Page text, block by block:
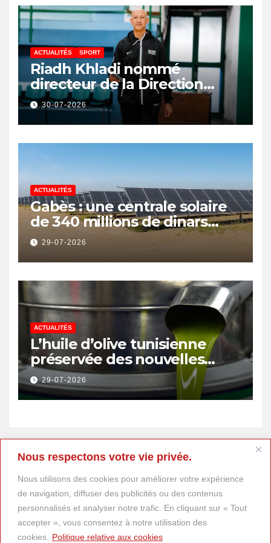
Nous respectons votre vie privée.
Nous utilisons des cookies pour améliorer votre expérience
de navigation, diffuser des publicités ou des contenus
personnalisés et analyser notre trafic. En cliquant sur « Tout
accepter », vous consentez à notre utilisation des
cookies.
Politique relative aux cookies
ACTUALITÉS SPORT
Riadh Khladi nommé
directeur de la Direction
Nationale de l’Arbitrage
30-07-2026
ACTUALITÉS
Gabès : une centrale solaire
de 340 millions de dinars
pour renforcer la transition
énergétique et créer 400
emplois
29-07-2026
ACTUALITÉS
L’huile d’olive tunisienne
préservée des nouvelles
surtaxes américaines de
Donald Trump
29-07-2026